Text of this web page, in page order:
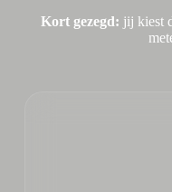
Kort gezegd: jij kiest